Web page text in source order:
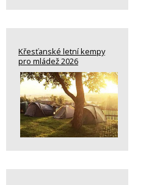
Křesťanské letní kempy
pro mládež 2026